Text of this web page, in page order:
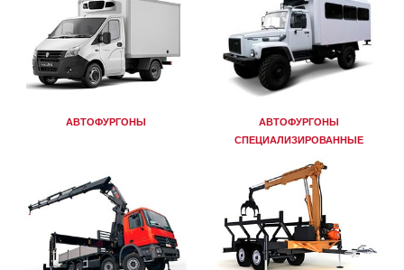
АВТОФУРГОНЫ
АВТОФУРГОНЫ
СПЕЦИАЛИЗИРОВАННЫЕ